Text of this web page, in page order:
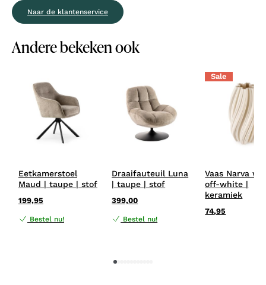
Naar de klantenservice
Andere bekeken ook
Eetkamerstoel
Maud | taupe | stof
199,95
Bestel nu!
Draaifauteuil Luna
| taupe | stof
399,00
Bestel nu!
Sale
Vaas Narva
off-white |
keramiek
74,95
1